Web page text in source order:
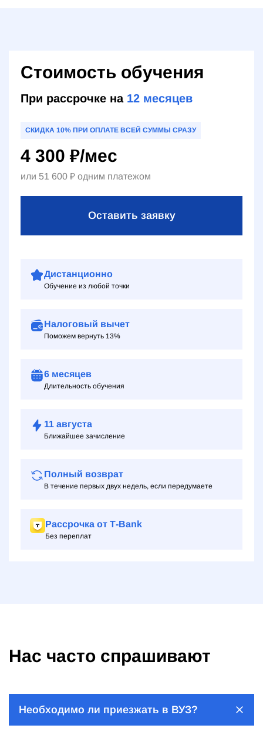
Стоимость обучения
При рассрочке на 12 месяцев
СКИДКА 10% ПРИ ОПЛАТЕ ВСЕЙ СУММЫ СРАЗУ
4 300 ₽/мес
или 51 600 ₽ одним платежом
Оставить заявку
Дистанционно
Обучение из любой точки
Налоговый вычет
Поможем вернуть 13%
6 месяцев
Длительность обучения
11 августа
Ближайшее зачисление
Полный возврат
В течение первых двух недель, если передумаете
Рассрочка от Т‑Bank
Без переплат
Нас часто спрашивают
Необходимо ли приезжать в ВУЗ?